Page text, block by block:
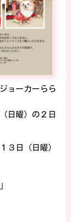
ョーカーらら
日曜）の２日
３日（日曜）